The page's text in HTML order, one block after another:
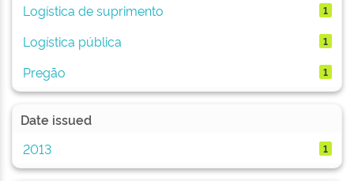
Logística de suprimento
1
Logística pública 1
Pregão 1
Date issued
2013
1